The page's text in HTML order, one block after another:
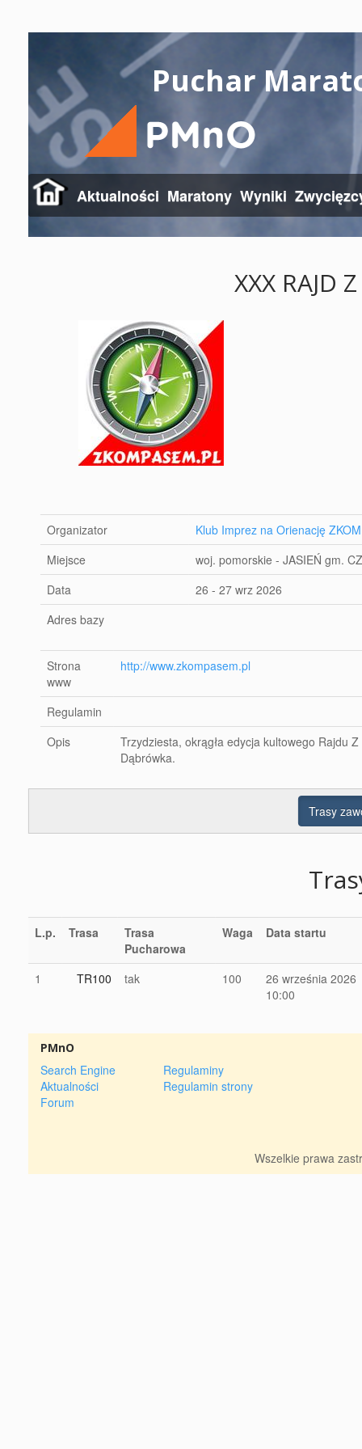
Puchar
Aktualności Maratony Wyniki
XXX RAJD
Organizator
Klub Imprez na Orienację
Miejsce
woj. pomorskie - JASIEŃ gm.
Data
26 - 27 wrz 2026
Adres bazy
Strona
www
http://www.zkompasem.pl
Regulamin
Opis
Trzydziesta, okrągła edycja kultowego Rajdu
Dąbrówka.
Trasy
L.p. Trasa
Trasa
Pucharowa
Waga Data startu
1 TR100 tak 100
26 września 2026
10:00
PMnO
Search Engine
Aktualności
Forum
Regulaminy
Regulamin strony
Wszelkie prawa